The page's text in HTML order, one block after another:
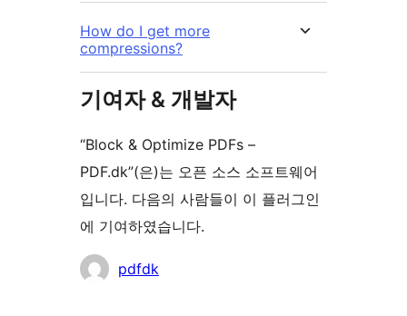
How do I get more
compressions?
기여자 & 개발자
“Block & Optimize PDFs –
PDF.dk”(은)는 오픈 소스 소프트웨어
입니다. 다음의 사람들이 이 플러그인
에 기여하였습니다.
기
pdfdk